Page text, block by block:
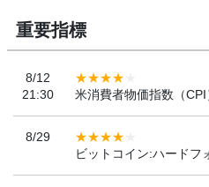
重要指標
8/12
21:30
米消費者物価指数（
8/29
ビットコイン:ハードフ